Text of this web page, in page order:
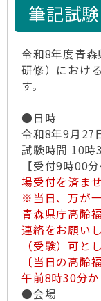
筆記試
令和8年度青
研修）におけ
す。
●日時
令和8年9月27
試験時間 10時
【受付9時00
場受付を済ま
※当日、万が
青森県庁高齢
連絡をお願い
（受験）可と
〔当日の高齢
午前8時30分か
●会場